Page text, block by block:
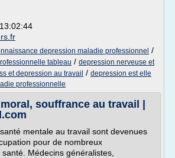
depression maladie professionnel /
tableau / depression nerveuse et
et depression au travail / depression est elle
professionnelle
souffrance au travail |
mentale au travail sont devenues
pour de nombreux
Médecins généralistes,